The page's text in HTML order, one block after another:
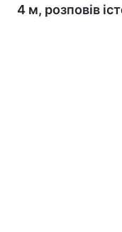
4 м, розповів